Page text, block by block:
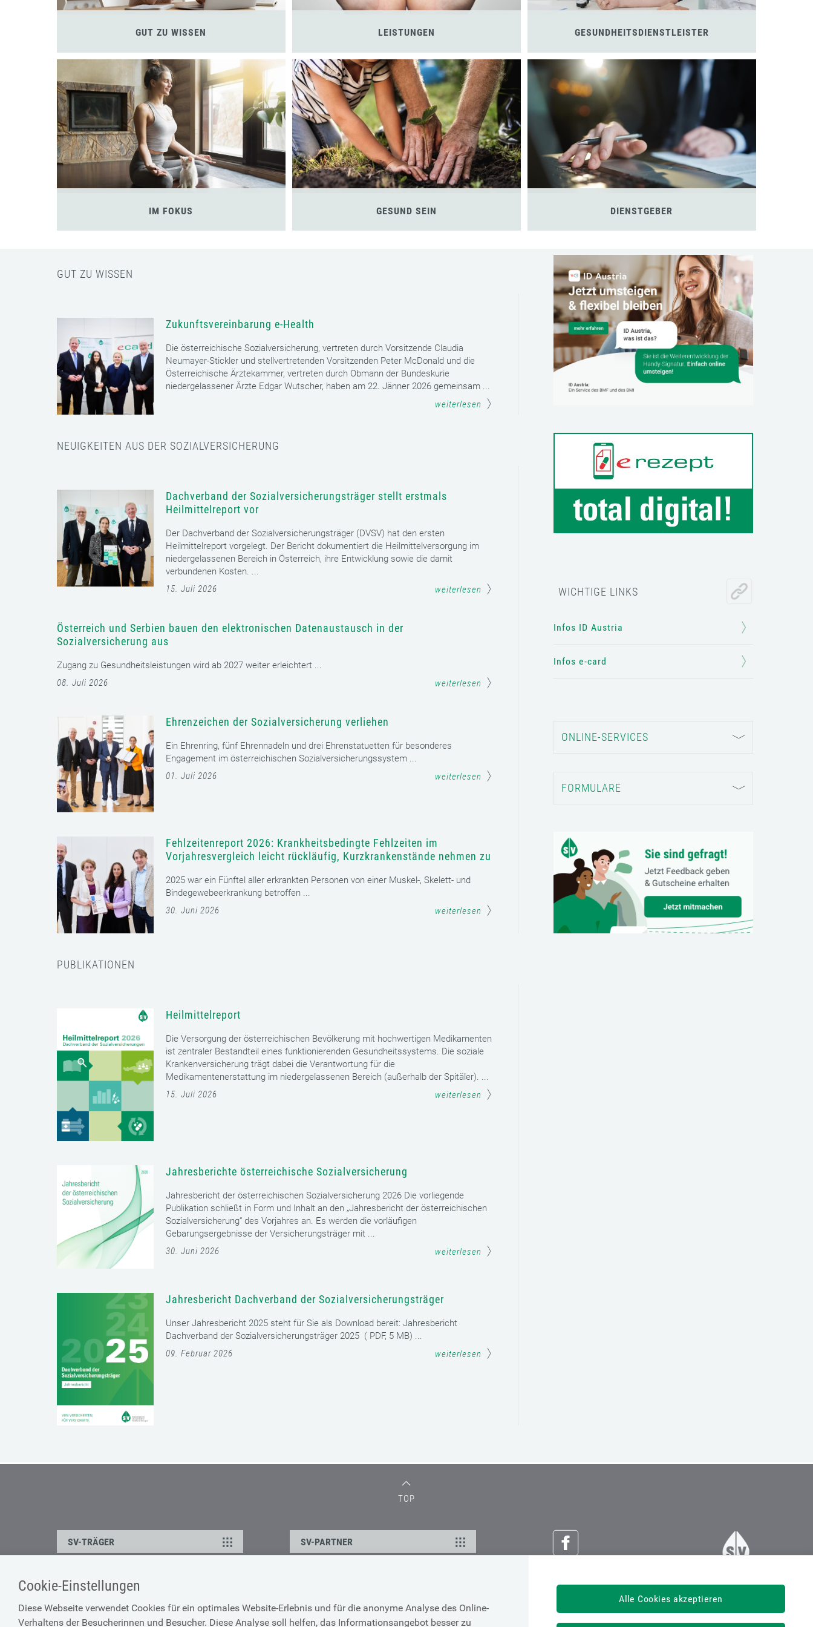
Cookie-Einstellungen
Diese Webseite verwendet Cookies für ein optimales Website-Erlebnis und für die anonyme Analyse des Online-
Verhaltens der Besucherinnen und Besucher. Diese Analyse soll helfen, das Informationsangebot besser zu
Alle Cookies akzeptieren
GUT ZU WISSEN LEISTUNGEN GESUNDHEITSDIENSTLEISTER
IM FOKUS GESUND SEIN DIENSTGEBER
WICHTIGE LINKS
Infos ID Austria
Infos e-card
ONLINE-SERVICES
FORMULARE
GUT ZU WISSEN
Zukunftsvereinbarung e-Health
Die österreichische Sozialversicherung, vertreten durch Vorsitzende Claudia
Neumayer-Stickler und stellvertretenden Vorsitzenden Peter McDonald und die
Österreichische Ärztekammer, vertreten durch Obmann der Bundeskurie
niedergelassener Ärzte Edgar Wutscher, haben am 22. Jänner 2026 gemeinsam ...
weiterlesen
NEUIGKEITEN AUS DER SOZIALVERSICHERUNG
Dachverband der Sozialversicherungsträger stellt erstmals
Heilmittelreport vor
Der Dachverband der Sozialversicherungsträger (DVSV) hat den ersten
Heilmittelreport vorgelegt. Der Bericht dokumentiert die Heilmittelversorgung im
niedergelassenen Bereich in Österreich, ihre Entwicklung sowie die damit
verbundenen Kosten. ...
15. Juli 2026
weiterlesen
Österreich und Serbien bauen den elektronischen Datenaustausch in der
Sozialversicherung aus
Zugang zu Gesundheitsleistungen wird ab 2027 weiter erleichtert ...
08. Juli 2026
weiterlesen
Ehrenzeichen der Sozialversicherung verliehen
Ein Ehrenring, fünf Ehrennadeln und drei Ehrenstatuetten für besonderes
Engagement im österreichischen Sozialversicherungssystem ...
01. Juli 2026
weiterlesen
Fehlzeitenreport 2026: Krankheitsbedingte Fehlzeiten im
Vorjahresvergleich leicht rückläufig, Kurzkrankenstände nehmen zu
2025 war ein Fünftel aller erkrankten Personen von einer Muskel-, Skelett- und
Bindegewebeerkrankung betroffen ...
30. Juni 2026
weiterlesen
PUBLIKATIONEN
Heilmittelreport
Die Versorgung der österreichischen Bevölkerung mit hochwertigen Medikamenten
ist zentraler Bestandteil eines funktionierenden Gesundheitssystems. Die soziale
Krankenversicherung trägt dabei die Verantwortung für die
Medikamentenerstattung im niedergelassenen Bereich (außerhalb der Spitäler). ...
15. Juli 2026
weiterlesen
Jahresberichte österreichische Sozialversicherung
Jahresbericht der österreichischen Sozialversicherung 2026 Die vorliegende
Publikation schließt in Form und Inhalt an den „Jahresbericht der österreichischen
Sozialversicherung“ des Vorjahres an. Es werden die vorläufigen
Gebarungsergebnisse der Versicherungsträger mit ...
30. Juni 2026
weiterlesen
Jahresbericht Dachverband der Sozialversicherungsträger
Unser Jahresbericht 2025 steht für Sie als Download bereit: Jahresbericht
Dachverband der Sozialversicherungsträger 2025 ( PDF, 5 MB) ...
09. Februar 2026
weiterlesen
TOP
Österreichische Sozialversicherung
Dachverband der Sozialversicherungsträger
SV-TRÄGER SV-PARTNER
ÜBER UNS
Kontakt
Barrierefreiheitserklärung
Cookie-Erklärung